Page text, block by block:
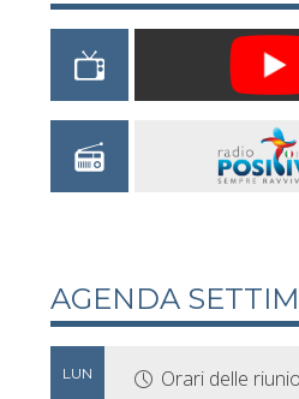
AGENDA
LUN Orari delle